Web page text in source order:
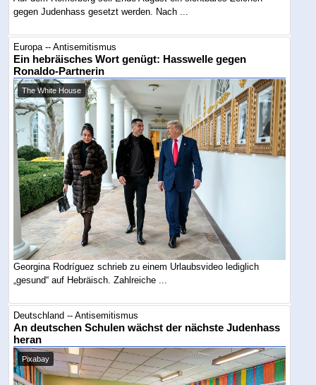
gegen Judenhass gesetzt werden. Nach ...
Europa -- Antisemitismus
Ein hebräisches Wort genügt: Hasswelle gegen
Ronaldo-Partnerin
The White House
Georgina Rodríguez schrieb zu einem Urlaubsvideo lediglich
„gesund“ auf Hebräisch. Zahlreiche ...
Deutschland -- Antisemitismus
An deutschen Schulen wächst der nächste Judenhass
heran
Pixabay